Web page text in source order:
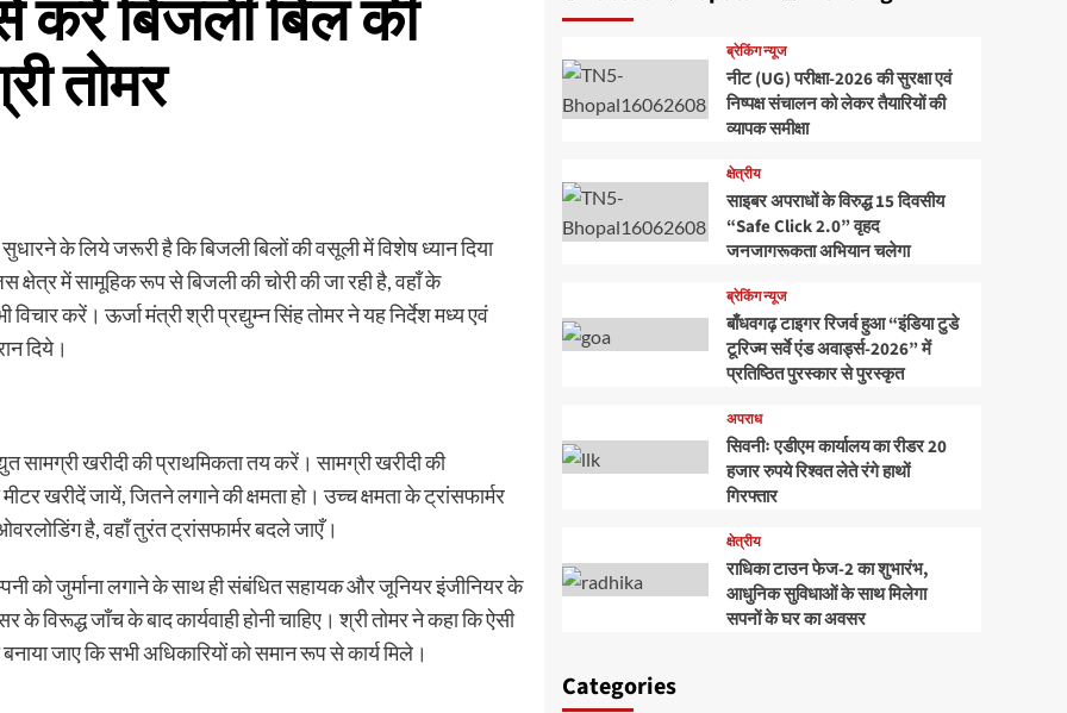
करें बिजली बिल की
तोमर
के लिये जरूरी है कि बिजली बिलों की वसूली में विशेष ध्यान दिया
में सामूहिक रूप से बिजली की चोरी की जा रही है, वहाँ के
करें। ऊर्जा मंत्री श्री प्रद्युम्न सिंह तोमर ने यह निर्देश मध्य एवं
दिये।
सामग्री खरीदी की प्राथमिकता तय करें। सामग्री खरीदी की
खरीदें जायें, जितने लगाने की क्षमता हो। उच्च क्षमता के ट्रांसफार्मर
है, वहाँ तुरंत ट्रांसफार्मर बदले जाएँ।
को जुर्माना लगाने के साथ ही संबंधित सहायक और जूनियर इंजीनियर के
विरूद्ध जाँच के बाद कार्यवाही होनी चाहिए। श्री तोमर ने कहा कि ऐसी
बनाया जाए कि सभी अधिकारियों को समान रूप से कार्य मिले।
ब्रेकिंग न्यूज
नीट (UG) परीक्षा-2026 की सुरक्षा एवं
निष्पक्ष संचालन को लेकर तैयारियों की
व्यापक समीक्षा
क्षेत्रीय
साइबर अपराधों के विरुद्ध 15 दिवसीय
“Safe Click 2.0” वृहद
जनजागरूकता अभियान चलेगा
ब्रेकिंग न्यूज
बाँधवगढ़ टाइगर रिजर्व हुआ “इंडिया टुडे
टूरिज्म सर्वे एंड अवार्ड्स-2026” में
प्रतिष्ठित पुरस्कार से पुरस्कृत
अपराध
सिवनीः एडीएम कार्यालय का रीडर 20
हजार रुपये रिश्वत लेते रंगे हाथों
गिरफ्तार
क्षेत्रीय
राधिका टाउन फेज-2 का शुभारंभ,
आधुनिक सुविधाओं के साथ मिलेगा
सपनों के घर का अवसर
Categories